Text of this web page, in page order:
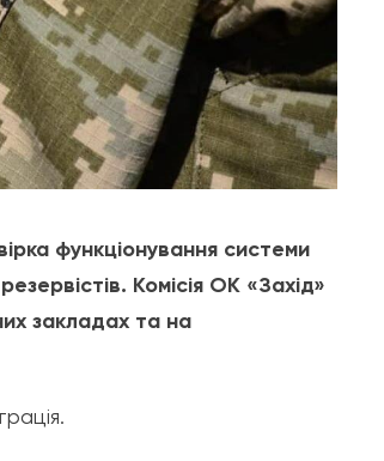
функціонування системи
Комісія ОК «Захід»
закладах та на